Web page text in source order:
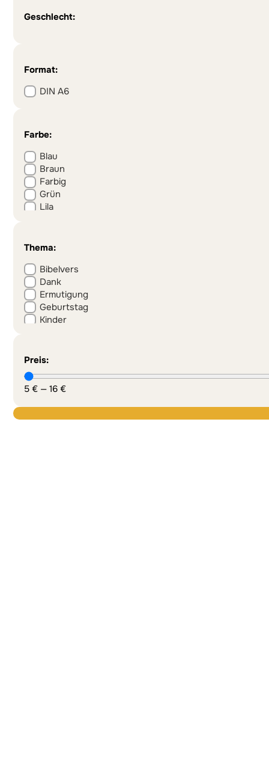
Geschlecht:
Format:
DIN A6
Farbe:
Blau
Braun
Farbig
Grün
Lila
Schwarz-Weiß
Thema:
Bibelvers
Dank
Ermutigung
Geburtstag
Kinder
Segen
Preis:
5 €— 16 €